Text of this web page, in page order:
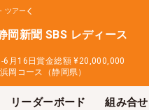
ツアー
岡新聞 SBS レディース
6月16日賞金総額 ¥20,000,000
岡コース（静岡県）
リーダーボード 組み合せ